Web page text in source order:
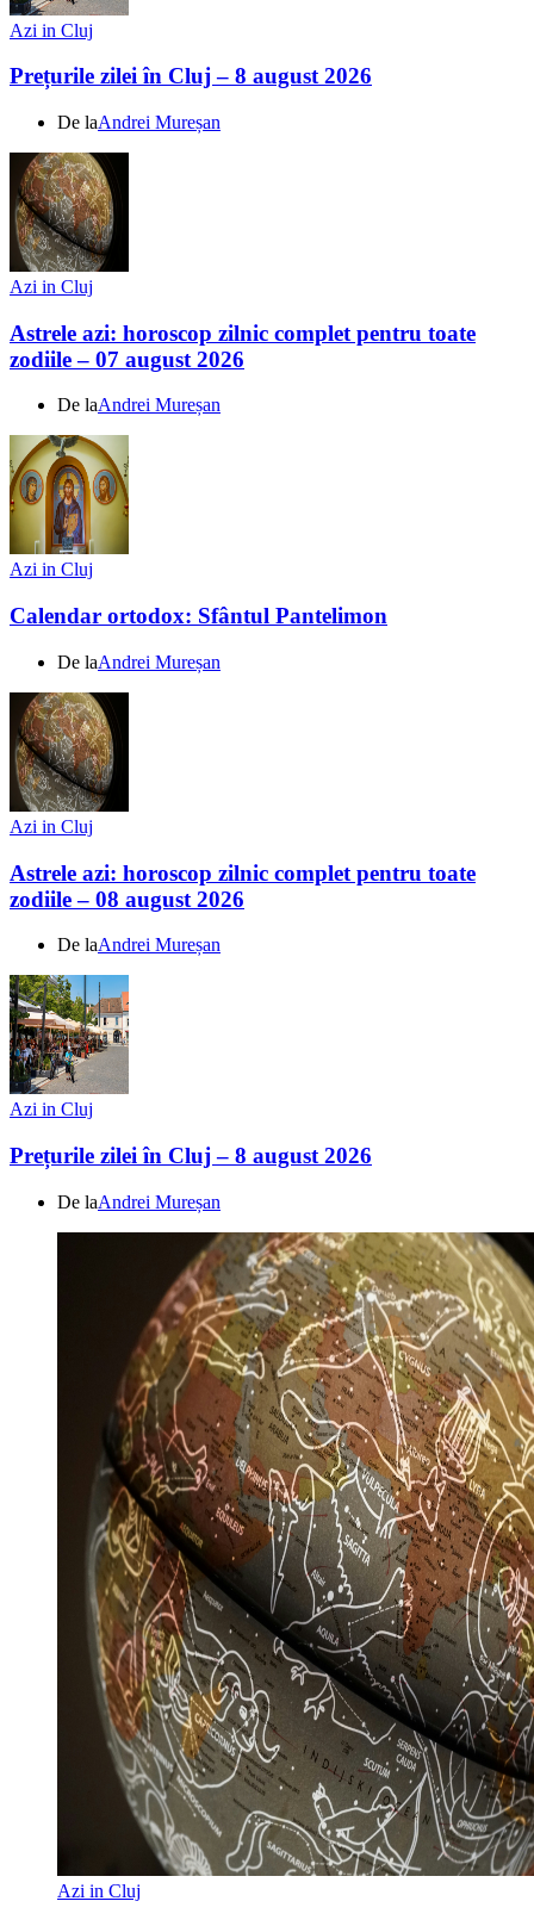
Azi in Cluj
Prețurile zilei în Cluj – 8 august 2026
De laAndrei Mureșan
Azi in Cluj
Astrele azi: horoscop zilnic complet pentru toate
zodiile – 07 august 2026
De laAndrei Mureșan
Azi in Cluj
Calendar ortodox: Sfântul Pantelimon
De laAndrei Mureșan
Azi in Cluj
Astrele azi: horoscop zilnic complet pentru toate
zodiile – 08 august 2026
De laAndrei Mureșan
Azi in Cluj
Prețurile zilei în Cluj – 8 august 2026
De laAndrei Mureșan
Azi in Cluj